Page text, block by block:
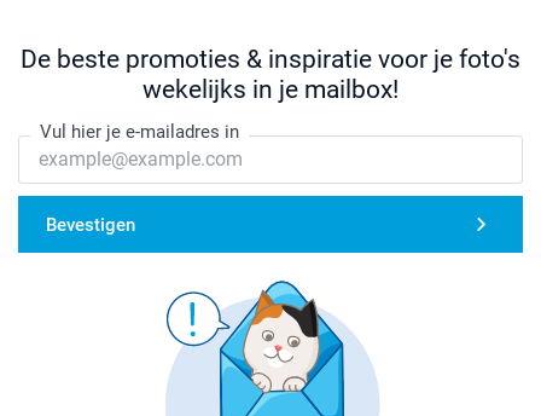
De beste promoties & inspiratie voor je foto's
wekelijks in je mailbox!
Vul hier je e-mailadres in
Bevestigen